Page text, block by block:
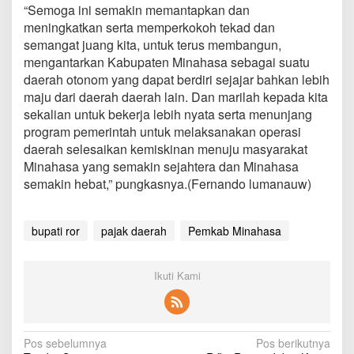
“Semoga ini semakin memantapkan dan
meningkatkan serta memperkokoh tekad dan
semangat juang kita, untuk terus membangun,
mengantarkan Kabupaten Minahasa sebagai suatu
daerah otonom yang dapat berdiri sejajar bahkan lebih
maju dari daerah daerah lain. Dan marilah kepada kita
sekalian untuk bekerja lebih nyata serta menunjang
program pemerintah untuk melaksanakan operasi
daerah selesaikan kemiskinan menuju masyarakat
Minahasa yang semakin sejahtera dan Minahasa
semakin hebat,” pungkasnya.(Fernando lumanauw)
bupati ror pajak daerah Pemkab Minahasa
Ikuti Kami
N
Pos sebelumnya
Pos berikutnya